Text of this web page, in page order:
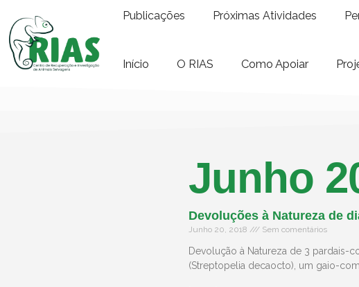
Publicações Próximas Atividades
Início O RIAS Como Apoiar
Junho
Devoluções à Natureza de
Junho 20, 2018 Sem comentários
Devolução à Natureza de 3 pardais-
(Streptopelia decaocto), um gaio-